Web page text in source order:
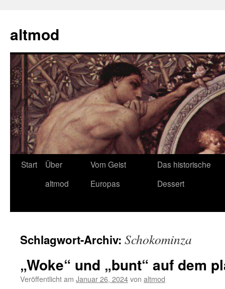
springen
altmod
Start
Über
altmod
Vom Geist
Europas
Das historische
Dessert
Schlagwort-Archiv: Schokominza
„Woke“ und „bunt“ auf dem
Veröffentlicht am Januar 26, 2024von altmod